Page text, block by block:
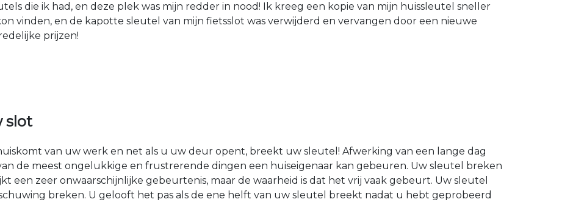
die ik had, en deze plek was mijn redder in nood! Ik kreeg een kopie van mijn huissleutel sneller
vinden, en de kapotte sleutel van mijn fietsslot was verwijderd en vervangen door een nieuwe
prijzen!
slot
van uw werk en net als u uw deur opent, breekt uw sleutel! Afwerking van een lange dag
de meest ongelukkige en frustrerende dingen een huiseigenaar kan gebeuren. Uw sleutel breken
een zeer onwaarschijnlijke gebeurtenis, maar de waarheid is dat het vrij vaak gebeurt. Uw sleutel
breken. U gelooft het pas als de ene helft van uw sleutel breekt nadat u hebt geprobeerd